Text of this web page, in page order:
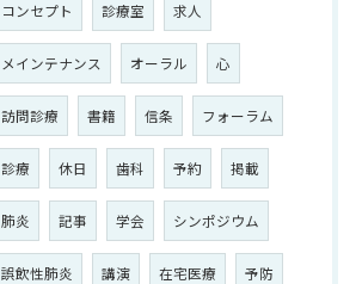
コンセプト 診療室 求人
メインテナンス オーラル 心
訪問診療 書籍 信条 フォーラム
診療 休日 歯科 予約 掲載
肺炎 記事 学会 シンポジウム
誤飲性肺炎 講演 在宅医療 予防